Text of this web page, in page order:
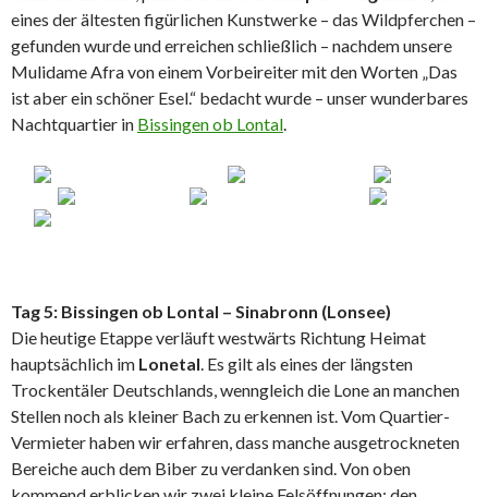
eines der ältesten figürlichen Kunstwerke – das Wildpferchen –
gefunden wurde und erreichen schließlich – nachdem unsere
Mulidame Afra von einem Vorbeireiter mit den Worten „Das
ist aber ein schöner Esel.“ bedacht wurde – unser wunderbares
Nachtquartier in Bissingen ob Lontal.
Tag 5: Bissingen ob Lontal – Sinabronn (Lonsee)
Die heutige Etappe verläuft westwärts Richtung Heimat
hauptsächlich im Lonetal. Es gilt als eines der längsten
Trockentäler Deutschlands, wenngleich die Lone an manchen
Stellen noch als kleiner Bach zu erkennen ist. Vom Quartier-
Vermieter haben wir erfahren, dass manche ausgetrockneten
Bereiche auch dem Biber zu verdanken sind. Von oben